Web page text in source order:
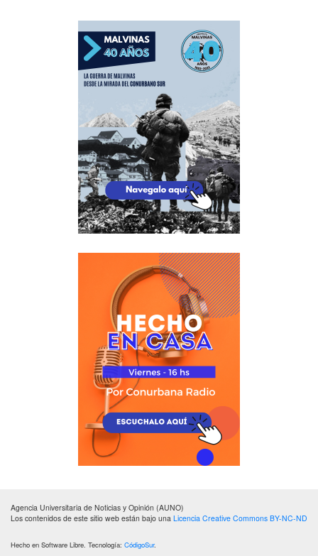
Agencia Universitaria de Noticias y Opinión (AUNO)
Los contenidos de este sitio web están bajo una Licencia Creative Commons BY-NC-ND
Hecho en Software Libre. Tecnología: CódigoSur.